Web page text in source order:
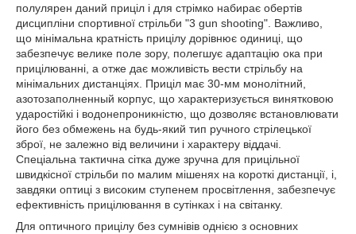
полулярен даний приціл і для стрімко набирає обертів
дисципліни спортивної стрільби "3 gun shooting". Важливо,
що мінімальна кратність прицілу дорівнює одиниці, що
забезпечує велике поле зору, полегшує адаптацію ока при
прицілюванні, а отже дає можливість вести стрільбу на
мінімальних дистанціях. Приціл має 30-мм монолітний,
азотозаполненный корпус, що характеризується винятковою
ударостійкі і водонепроникністю, що дозволяє встановлювати
його без обмежень на будь-який тип ручного стрілецької
зброї, не залежно від величини і характеру віддачі.
Спеціальна тактична сітка дуже зручна для прицільної
швидкісної стрільби по малим мішенях на короткі дистанції, і,
завдяки оптиці з високим ступенем просвітлення, забезпечує
ефективність прицілювання в сутінках і на світанку.
Для оптичного прицілу без сумнівів однією з основних